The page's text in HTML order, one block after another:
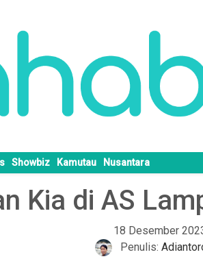
Showbiz Kamutau Nusantara
Kia di AS
18 Desember
Penulis: